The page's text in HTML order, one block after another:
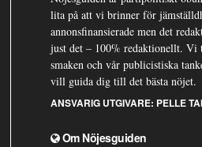
lita på att vi brinner för
annonsfinansierade men det
just det – 100% redaktionellt. Vi
smaken och vår publicistiska
vill guida dig till det bästa nöjet.
ANSVARIG UTGIVARE: PELLE
Om Nöjesguiden